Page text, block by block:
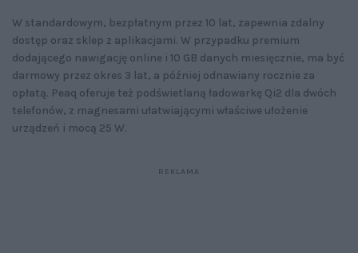
W standardowym, bezpłatnym przez 10 lat, zapewnia zdalny
dostęp oraz sklep z aplikacjami. W przypadku premium
dodającego nawigację online i 10 GB danych miesięcznie, ma być
darmowy przez okres 3 lat, a później odnawiany rocznie za
opłatą. Peaq oferuje też podświetlaną ładowarkę Qi2 dla dwóch
telefonów, z magnesami ułatwiającymi właściwe ułożenie
urządzeń i mocą 25 W.